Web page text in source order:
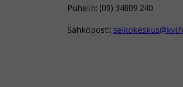
Puhelin: (09) 34809 240
Sähköposti: selkokeskus@kvl.fi